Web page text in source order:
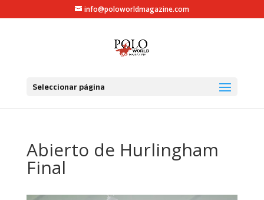
info@poloworldmagazine.com
Seleccionar página
Abierto de Hurlingham
Final